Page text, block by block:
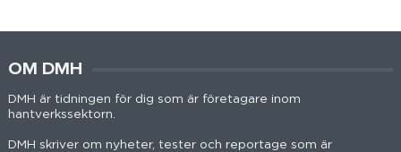
OM DMH
DMH är tidningen för dig som är företagare inom
hantverkssektorn.
DMH skriver om nyheter, tester och reportage som är